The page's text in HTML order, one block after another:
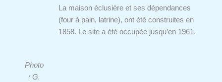
La maison éclusière et ses dépendances
(four à pain, latrine), ont été construites en
1858. Le site a été occupée jusqu’en 1961.
Photo
: G.